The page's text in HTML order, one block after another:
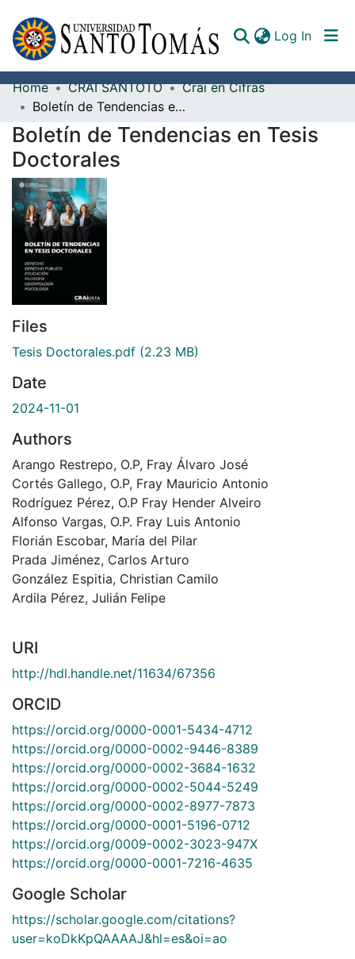
Log In
Communities & Collections
All of DSpace
Documents
Home CRAI SANTOTO
Crai en Cifras
Boletín de Tendencias en Tesis Doctorales
Boletín de Tendencias en Tesis
Doctorales
Files
Tesis Doctorales.pdf (2.23 MB)
Date
2024-11-01
Authors
Arango Restrepo, O.P, Fray Álvaro José
Cortés Gallego, O.P, Fray Mauricio Antonio
Rodríguez Pérez, O.P Fray Hender Alveiro
Alfonso Vargas, O.P. Fray Luis Antonio
Florián Escobar, María del Pilar
Prada Jiménez, Carlos Arturo
González Espitia, Christian Camilo
Ardila Pérez, Julián Felipe
URI
http://hdl.handle.net/11634/67356
ORCID
https://orcid.org/0000-0001-5434-4712
https://orcid.org/0000-0002-9446-8389
https://orcid.org/0000-0002-3684-1632
https://orcid.org/0000-0002-5044-5249
https://orcid.org/0000-0002-8977-7873
https://orcid.org/0000-0001-5196-0712
https://orcid.org/0009-0002-3023-947X
https://orcid.org/0000-0001-7216-4635
Google Scholar
https://scholar.google.com/citations?
user=koDkKpQAAAAJ&hl=es&oi=ao